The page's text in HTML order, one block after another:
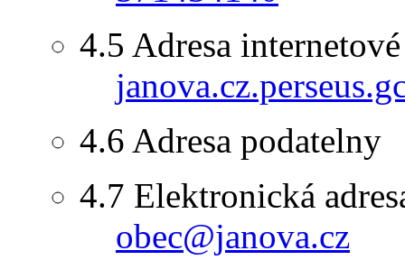
4.5 Adresa
4.6 Adresa podatelny
4.7 Elektronická
obec@janova.cz